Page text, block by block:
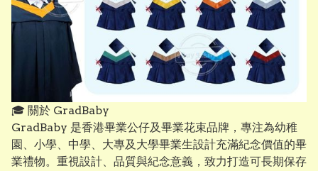
🎓 關於 GradBaby
GradBaby 是香港畢業公仔及畢業花束品牌，專注為幼稚
園、小學、中學、大專及大學畢業生設計充滿紀念價值的畢
業禮物。重視設計、品質與紀念意義，致力打造可長期保存